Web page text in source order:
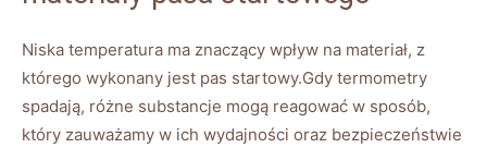
Niska temperatura ma znaczący wpływ na materiał,‌ z
którego wykonany jest pas startowy.Gdy‍ termometry
spadają, różne substancje ​mogą ‍reagować w‍ sposób,
który zauważamy w ich wydajności oraz bezpieczeństwie